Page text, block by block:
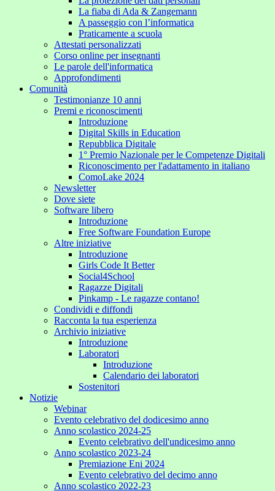
La fiaba di Ada & Zangemann
A passeggio con l’informatica
Praticamente a scuola
Attestati personalizzati
Corso online per insegnanti
Le parole dell'informatica
Approfondimenti
Comunità
Testimonianze 10 anni
Premi e riconoscimenti
Introduzione
Digital Skills in Education
Repubblica Digitale
1° Premio Nazionale per le Competenze Digitali
Riconoscimento per l'adattamento in italiano
ComoLake 2024
Newsletter
Dove siete
Software libero
Introduzione
Free Software Foundation Europe
Altre iniziative
Introduzione
Girls Code It Better
Social4School
Ragazze Digitali
Pinkamp - Le ragazze contano!
Condividi e diffondi
Racconta la tua esperienza
Archivio iniziative
Introduzione
Laboratori
Introduzione
Calendario dei laboratori
Sostenitori
Notizie
Webinar
Evento celebrativo del dodicesimo anno
Anno scolastico 2024-25
Evento celebrativo dell'undicesimo anno
Anno scolastico 2023-24
Premiazione Eni 2024
Evento celebrativo del decimo anno
Anno scolastico 2022-23